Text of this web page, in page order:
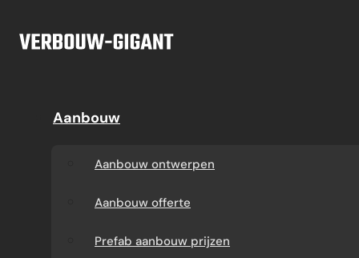
Aanbouw
Aanbouw offerte
Prefab aanbouw
Aanbouw
Aanbouw ontwerpen
Aanbouw offerte
Prefab aanbouw prijzen